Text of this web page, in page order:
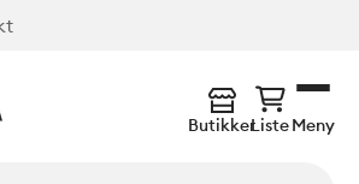
ButikkerListeMeny